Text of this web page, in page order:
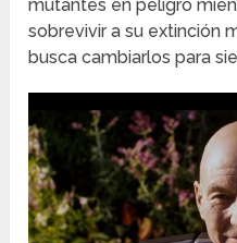
mutantes en peligro
sobrevivir a su extinción
busca cambiarlos para